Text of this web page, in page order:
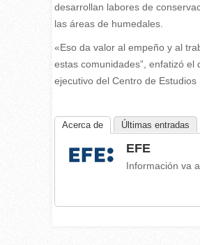
desarrollan labores de
las áreas de humedales.
«Eso da valor al empeño y al
estas comunidades”, enfatizó el
ejecutivo del Centro de Estudios
Acerca de Últimas entradas
EFE
Información va